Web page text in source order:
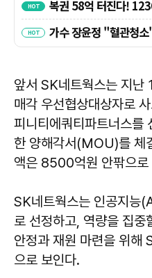
앞서 SK네트웍스는 지난
매각 우선협상대상자로
피니티에쿼티파트너스를
한 양해각서(MOU)를 체
액은 8500억원 안팎으로
SK네트웍스는 인공지능
로 선정하고, 역량을 집
안정과 재원 마련을 위해
으로 보인다.